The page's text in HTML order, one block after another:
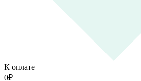
К оплате
0₽